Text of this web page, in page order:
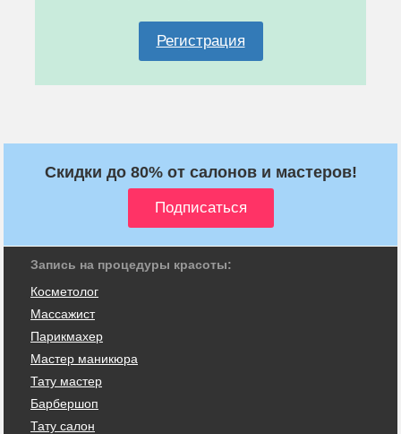
Регистрация
Скидки до 80% от салонов и мастеров!
Запись на процедуры красоты:
Косметолог
Массажист
Парикмахер
Мастер маникюра
Тату мастер
Барбершоп
Тату салон